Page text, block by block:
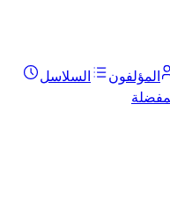
المؤلفون
السلاسل